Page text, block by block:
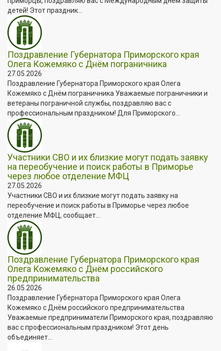
детей! Этот праздник...
Поздравление Губернатора Приморского края
Олега Кожемяко с Днём пограничника
27.05.2026
Поздравление Губернатора Приморского края Олега
Кожемяко с Днём пограничника Уважаемые пограничники и
ветераны пограничной службы, поздравляю вас с
профессиональным праздником! Для Приморского...
Участники СВО и их близкие могут подать заявку
на переобучение и поиск работы в Приморье
через любое отделение МФЦ
27.05.2026
Участники СВО и их близкие могут подать заявку на
переобучение и поиск работы в Приморье через любое
отделение МФЦ, сообщает...
Поздравление Губернатора Приморского края
Олега Кожемяко с Днём российского
предпринимательства
26.05.2026
Поздравление Губернатора Приморского края Олега
Кожемяко с Днём российского предпринимательства
Уважаемые предприниматели Приморского края, поздравляю
вас с профессиональным праздником! Этот день
объединяет...